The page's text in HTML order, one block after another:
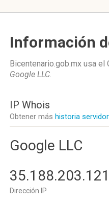
Información
Bicentenario.gob.mx usa el
Google LLC.
IP Whois
Obtener más historia
Google LLC
35.188.203.121
Dirección IP